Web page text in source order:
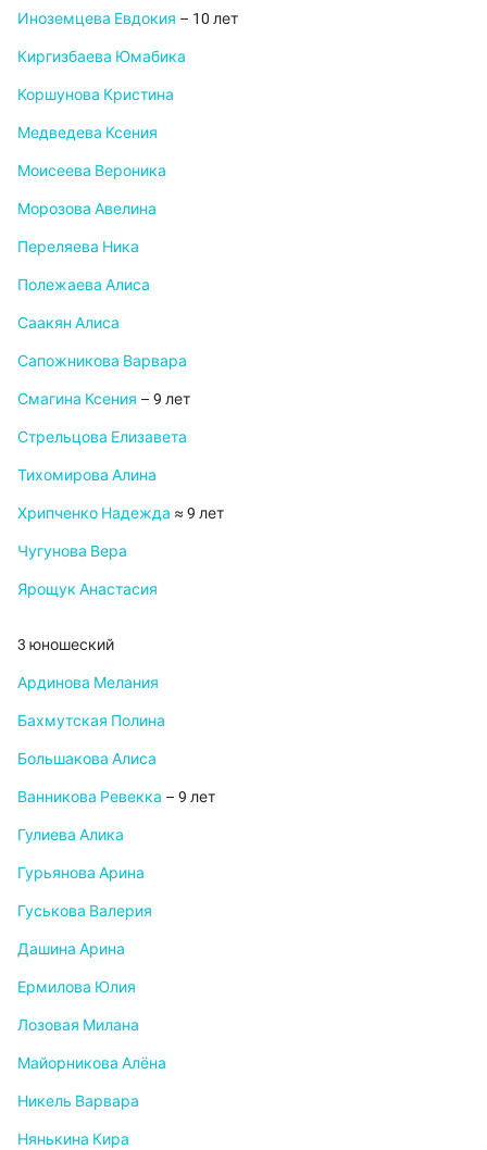
Иноземцева Евдокия – 10 лет
Киргизбаева Юмабика
Коршунова Кристина
Медведева Ксения
Моисеева Вероника
Морозова Авелина
Переляева Ника
Полежаева Алиса
Саакян Алиса
Сапожникова Варвара
Смагина Ксения – 9 лет
Стрельцова Елизавета
Тихомирова Алина
Хрипченко Надежда ≈ 9 лет
Чугунова Вера
Ярощук Анастасия
3 юношеский
Ардинова Мелания
Бахмутская Полина
Большакова Алиса
Ванникова Ревекка – 9 лет
Гулиева Алика
Гурьянова Арина
Гуськова Валерия
Дашина Арина
Ермилова Юлия
Лозовая Милана
Майорникова Алёна
Никель Варвара
Нянькина Кира